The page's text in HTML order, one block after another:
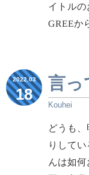
イトル
GREEか
2022.03
18
言っ
Kouhei
どうも
りして
んは如